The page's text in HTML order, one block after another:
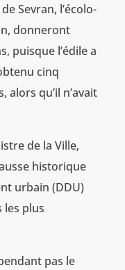
Sevran, l’écolo-
donneront
puisque l’édile a
cinq
alors qu’il n’avait
de la Ville,
historique
urbain (DDU)
les plus
pas le